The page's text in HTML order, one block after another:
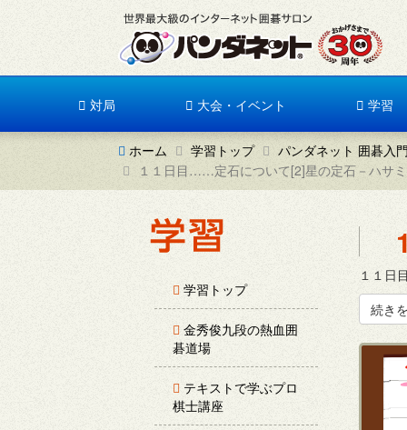
対局 大会・イベント 学習
ホーム 学習トップ
パンダネット 囲碁入
１１日目……定石について[2]星の定石－ハサミ
学習トップ
金秀俊九段の熱血囲
碁道場
テキストで学ぶプロ
棋士講座
１１日
続き